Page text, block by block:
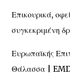
Επικουρικά,
συγκεκριμένη
Ευρωπαϊκής
Θάλασσα |